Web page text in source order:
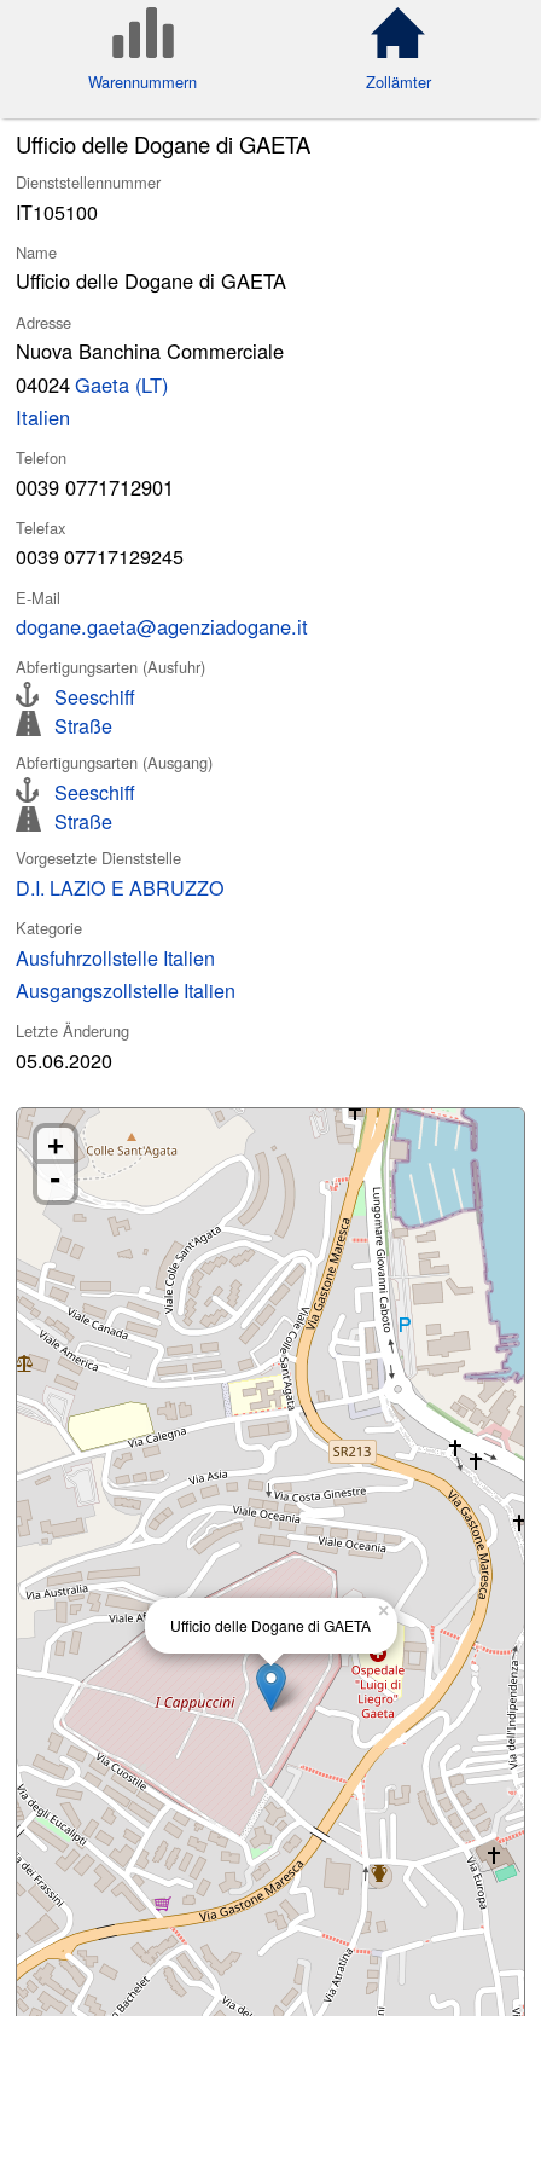
Warennummern Zollämter
Ufficio delle Dogane di GAETA
Dienststellennummer
IT105100
Name
Ufficio delle Dogane di GAETA
Adresse
Nuova Banchina Commerciale
04024Gaeta (LT)
Italien
Telefon
0039 0771712901
Telefax
0039 07717129245
E-Mail
dogane.gaeta@agenziadogane.it
Abfertigungsarten (Ausfuhr)
Seeschiff
Straße
Abfertigungsarten (Ausgang)
Seeschiff
Straße
Vorgesetzte Dienststelle
D.I. LAZIO E ABRUZZO
Kategorie
Ausfuhrzollstelle Italien
Ausgangszollstelle Italien
Letzte Änderung
05.06.2020
×
Ufficio delle Dogane di GAETA
+
-